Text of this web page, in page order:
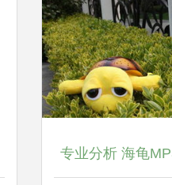
专业分析 海龟